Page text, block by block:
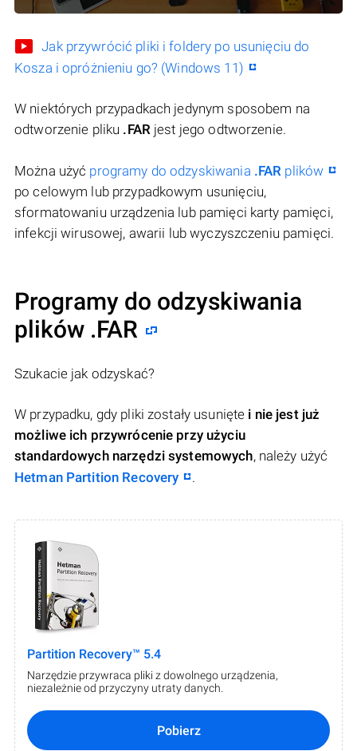
Jak przywrócić pliki i foldery po usunięciu do
Kosza i opróżnieniu go? (Windows 11)
W niektórych przypadkach jedynym sposobem na
odtworzenie pliku .FARjest jego odtworzenie.
Można użyć programy do odzyskiwania .FAR plików
po celowym lub przypadkowym usunięciu,
sformatowaniu urządzenia lub pamięci karty pamięci,
infekcji wirusowej, awarii lub wyczyszczeniu pamięci.
Programy do odzyskiwania
plików .FAR
Szukacie jak odzyskać?
W przypadku, gdy pliki zostały usunięte i nie jest już
możliwe ich przywrócenie przy użyciu
standardowych narzędzi systemowych, należy użyć
Hetman Partition Recovery
.
Partition Recovery™ 5.4
Narzędzie przywraca pliki z dowolnego urządzenia,
niezależnie od przyczyny utraty danych.
Pobierz